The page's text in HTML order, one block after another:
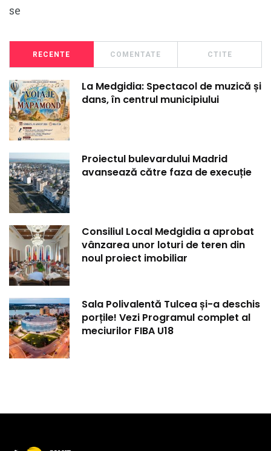
se
RECENTE COMENTATE CTITE
La Medgidia: Spectacol de muzică și
dans, în centrul municipiului
Proiectul bulevardului Madrid
avansează către faza de execuție
Consiliul Local Medgidia a aprobat
vânzarea unor loturi de teren din
noul proiect imobiliar
Sala Polivalentă Tulcea și-a deschis
porțile! Vezi Programul complet al
meciurilor FIBA U18